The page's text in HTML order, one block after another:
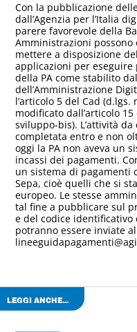
Con la pubblicazione
dall’Agenzia per l’Italia
parere favorevole della
Amministrazioni possono
mettere a disposizione
applicazioni per
della PA come stabilito
dell’Amministrazione
l’articolo 5 del Cad
modificato dall’articolo
sviluppo-bis). L’attività
completata entro e non
oggi la PA non aveva un
incassi dei pagamenti.
un sistema di pagamenti
Sepa, cioè quelli che si
europeo. Le stesse
tal fine a pubblicare sul
e del codice
potranno essere inviate
LEGGI ANCHE...